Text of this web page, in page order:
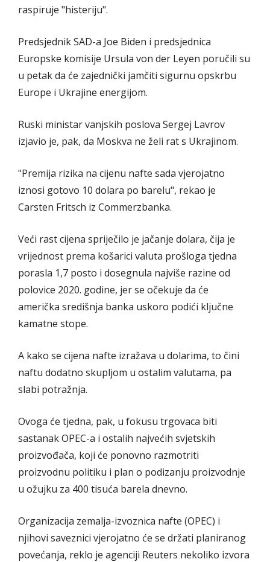
raspiruje "histeriju".
Predsjednik SAD-a Joe Biden i predsjednica
Europske komisije Ursula von der Leyen poručili su
u petak da će zajednički jamčiti sigurnu opskrbu
Europe i Ukrajine energijom.
Ruski ministar vanjskih poslova Sergej Lavrov
izjavio je, pak, da Moskva ne želi rat s Ukrajinom.
"Premija rizika na cijenu nafte sada vjerojatno
iznosi gotovo 10 dolara po barelu", rekao je
Carsten Fritsch iz Commerzbanka.
Veći rast cijena spriječilo je jačanje dolara, čija je
vrijednost prema košarici valuta prošloga tjedna
porasla 1,7 posto i dosegnula najviše razine od
polovice 2020. godine, jer se očekuje da će
američka središnja banka uskoro podići ključne
kamatne stope.
A kako se cijena nafte izražava u dolarima, to čini
naftu dodatno skupljom u ostalim valutama, pa
slabi potražnja.
Ovoga će tjedna, pak, u fokusu trgovaca biti
sastanak OPEC-a i ostalih najvećih svjetskih
proizvođača, koji će ponovno razmotriti
proizvodnu politiku i plan o podizanju proizvodnje
u ožujku za 400 tisuća barela dnevno.
Organizacija zemalja-izvoznica nafte (OPEC) i
njihovi saveznici vjerojatno će se držati planiranog
povećanja, reklo je agenciji Reuters nekoliko izvora